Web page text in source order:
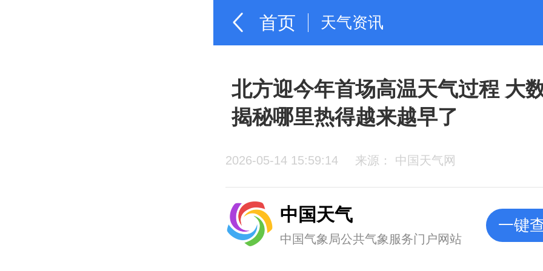
首页 天气资讯
北方迎今年首场高温天气过程 大
揭秘哪里热得越来越早了
2026-05-14 15:59:14 来源： 中国天气网
中国天气
中国气象局公共气象服务门户网站
一键